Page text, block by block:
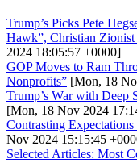
Trump’s Picks Pete
Hawk”, Christian
2024 18:05:57 +0000]
GOP Moves to Ram
Nonprofits” [Mon, 18
Trump’s War with Deep
[Mon, 18 Nov 2024
Contrasting
Nov 2024 15:15:45
Selected Articles: Most